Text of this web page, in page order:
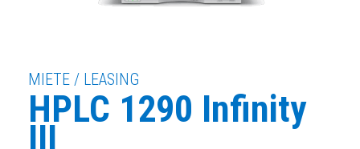
MIETE / LEASING
HPLC 1290 Infinity
III